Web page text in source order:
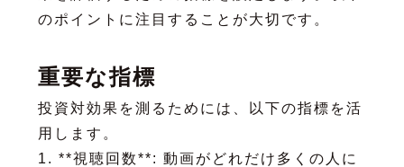
のポイントに注目することが大切です。
重要な指標
投資対効果を測るためには、以下の指標を活
用します。
1. **視聴回数**: 動画がどれだけ多くの人に